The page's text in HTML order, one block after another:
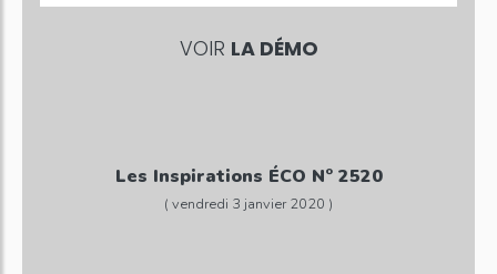
VOIR LA DÉMO
Les Inspirations ÉCO N° 2520
( vendredi 3 janvier 2020 )